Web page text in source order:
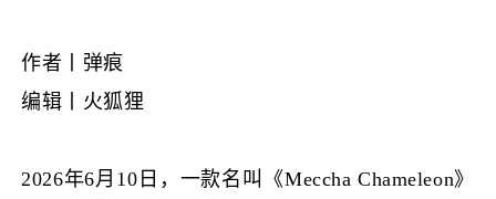
作者丨 弹痕
编辑丨火狐狸
2026年6月10日，一款名叫《Meccha Chameleon》